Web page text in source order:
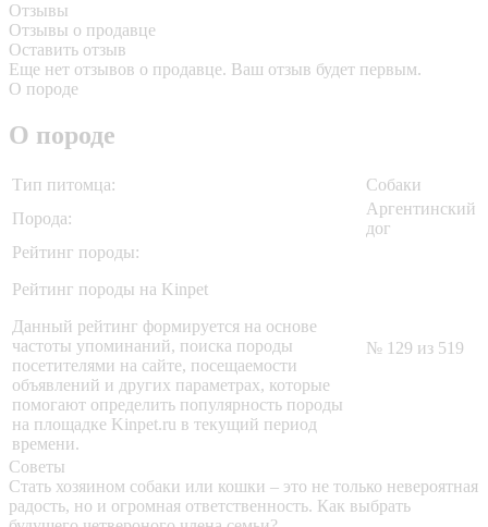
Отзывы
Отзывы о продавце
Оставить отзыв
Еще нет отзывов о продавце. Ваш отзыв будет первым.
О породе
О породе
Тип питомца:
Собаки
Порода:
Аргентинский
дог
Рейтинг породы:
Рейтинг породы на Kinpet
Данный рейтинг формируется на основе
частоты упоминаний, поиска породы
посетителями на сайте, посещаемости
объявлений и других параметрах, которые
помогают определить популярность породы
на площадке Kinpet.ru в текущий период
времени.
№ 129 из 519
Советы
Стать хозяином собаки или кошки – это не только невероятная
радость, но и огромная ответственность. Как выбрать